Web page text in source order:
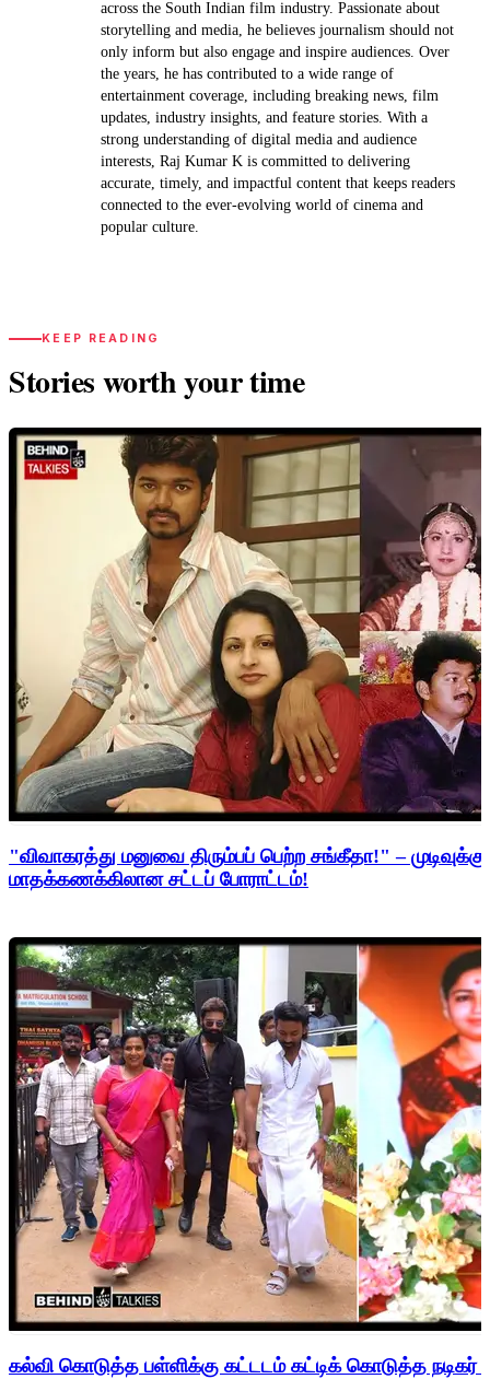
across the South Indian film industry. Passionate about
storytelling and media, he believes journalism should not
only inform but also engage and inspire audiences. Over
the years, he has contributed to a wide range of
entertainment coverage, including breaking news, film
updates, industry insights, and feature stories. With a
strong understanding of digital media and audience
interests, Raj Kumar K is committed to delivering
accurate, timely, and impactful content that keeps readers
connected to the ever-evolving world of cinema and
popular culture.
KEEP READING
Stories worth your time
"விவாகரத்து மனுவை திரும்பப் பெற்ற சங்கீதா!" –
மாதக்கணக்கிலான சட்டப் போராட்டம்!
கல்வி கொடுத்த பள்ளிக்கு கட்டடம் கட்டிக் கொடுத்த நடிகர்